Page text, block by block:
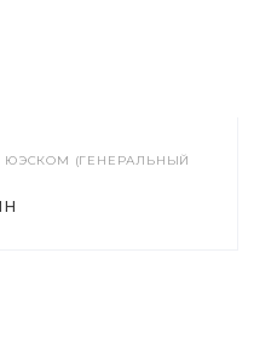
(ГЕНЕРАЛЬНЫЙ